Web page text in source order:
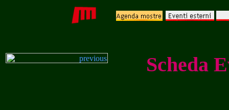
Scheda